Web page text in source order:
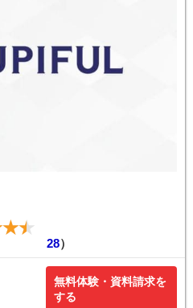
28）
無料体験・資料請求を
する